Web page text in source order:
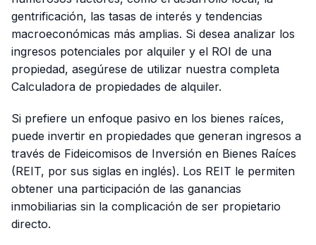
gentrificación, las tasas de interés y tendencias
macroeconómicas más amplias. Si desea analizar los
ingresos potenciales por alquiler y el ROI de una
propiedad, asegúrese de utilizar nuestra completa
Calculadora de propiedades de alquiler.
Si prefiere un enfoque pasivo en los bienes raíces,
puede invertir en propiedades que generan ingresos a
través de Fideicomisos de Inversión en Bienes Raíces
(REIT, por sus siglas en inglés). Los REIT le permiten
obtener una participación de las ganancias
inmobiliarias sin la complicación de ser propietario
directo.